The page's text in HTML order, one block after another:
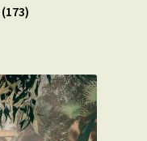
(173)